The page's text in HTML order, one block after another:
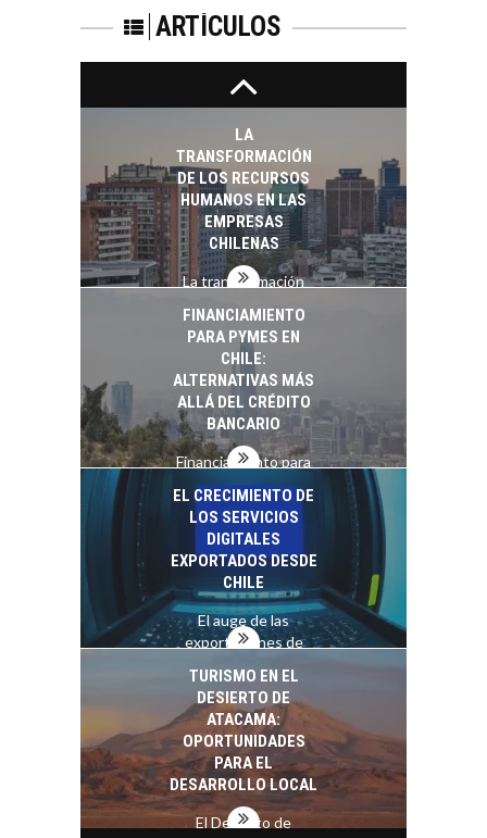
ARTÍCULOS
PARA STARTUPS Y
NUEVOS NEGOCIOS
Capital de riesgo en
startups…
LA
TRANSFORMACIÓN
DE LOS RECURSOS
HUMANOS EN LAS
EMPRESAS
CHILENAS
La transformación
recursos humanos en
las empresas…
FINANCIAMIENTO
PARA PYMES EN
CHILE:
ALTERNATIVAS MÁS
ALLÁ DEL CRÉDITO
BANCARIO
Financiamiento para
pymes en Chile:
alternativas que
trascienden el
crédito…
EL CRECIMIENTO DE
LOS SERVICIOS
DIGITALES
EXPORTADOS DESDE
CHILE
El auge de las
exportaciones de
Chile:…
TURISMO EN EL
DESIERTO DE
ATACAMA:
OPORTUNIDADES
PARA EL
DESARROLLO LOCAL
El Desierto de